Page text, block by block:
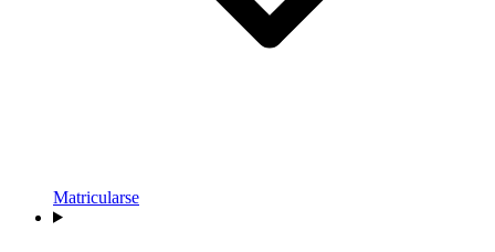
Matricularse